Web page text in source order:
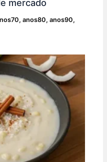
mercado
,anos80,anos90,